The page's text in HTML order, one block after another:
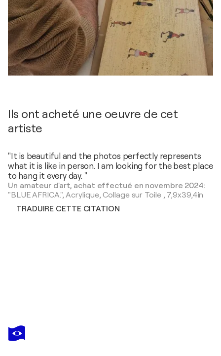
Ils ont acheté une oeuvre de cet
artiste
"It is beautiful and the photos perfectly represents
what it is like in person. I am looking for the best place
to hang it every day. "
Un amateur d'art, achat effectué en novembre 2024:
"BLUE AFRICA.",Acrylique, Collage sur Toile, 7,9x39,4in
TRADUIRE CETTE CITATION
MARCOS
ZRIHEN